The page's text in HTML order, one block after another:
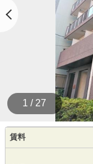
1 / 27
賃料